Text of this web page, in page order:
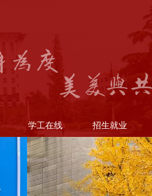
学工在线 招生就业